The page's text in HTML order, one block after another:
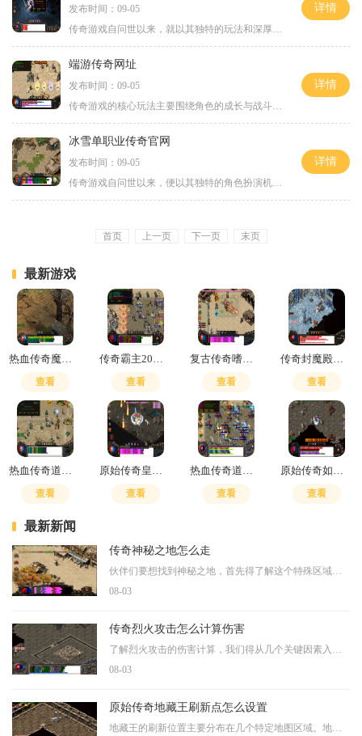
发布时间：09-05
详情
端游传奇网址
发布时间：09-05
详情
冰雪单职业传奇官网
发布时间：09-05
详情
首页 上一页 下一页 末页
最新游戏
查看 查看 查看 查看
查看 查看 查看 查看
最新新闻
传奇神秘之地怎么走
伙伴们要想找到神秘之地，首先得了解这个特殊区域的入口规律。根据老玩家的经验分享，神秘之地通常隐藏在常规地图的特定坐标位置，需要通过某些特定路径才能抵达。有位资深冒
08-03
传奇烈火攻击怎么计算伤害
了解烈火攻击的伤害计算，我们得从几个关键因素入手。你的装备基础攻击力绝对是核心要素之一，这通常由手中武器和穿戴的各类防具首饰共同决定。当产生攻击判定时，系统会基于
08-03
原始传奇地藏王刷新点怎么设置
地藏王的刷新位置主要分布在几个特定地图区域。地藏王一般出现在幽冥谷地这个神秘区域，该区域位于游戏世界的隐秘地带，玩家需要穿越幽暗森林和危险沼泽才能抵达地藏王的居所